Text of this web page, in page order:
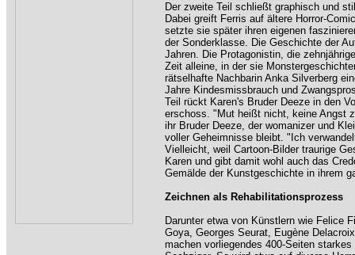
Der zweite Teil schließt graphisch und
Dabei greift Ferris auf ältere Horror-
setzte sie später ihren eigenen
der Sonderklasse. Die Geschichte der
Jahren. Die Protagonistin, die
Zeit alleine, in der sie
rätselhafte Nachbarin Anka Silverberg
Jahre Kindesmissbrauch und
Teil rückt Karen's Bruder Deeze in den
erschoss. "Mut heißt nicht, keine Angst
ihr Bruder Deeze, der womanizer und
voller Geheimnisse bleibt. "Ich
Vielleicht, weil Cartoon-Bilder traurige
Karen und gibt damit wohl auch das
Gemälde der Kunstgeschichte in ihrem
Zeichnen als Rehabilitationsprozess
Darunter etwa von Künstlern wie Felice
Goya, Georges Seurat, Eugène
machen vorliegendes 400-Seiten